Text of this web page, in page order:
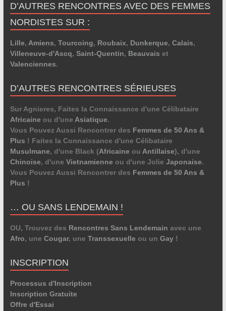
D’AUTRES RENCONTRES AVEC DES FEMMES
NORDISTES SUR :
Lille, Amiens, Tourcoing, Roubaix, Dunkerque, Calais,
Villeneuve-d'Ascq, Saint-Quentin, Beauvais et
Valenciennes.
D’AUTRES RENCONTRES SÉRIEUSES
Sur Agnieres, Faites la Connaissance d'une Célibataire
Africaine ou d'une Asiatique.
Vous Pouvez Aussi Rencontrer des Femmes de 50 Ans &
Plus ! Faites la Connaissance d'une Célibataire
Musulmane, d'une Black (Africaine ou Antillaise), d'une
Chinoise, d'une Vietnamienne ou d'une Jolie Japonaise.
Vous Pouvez Aussi Rencontrer des Femmes de 50 Ans &
Plus !
… OU SANS LENDEMAIN !
OU, Trouvez des Rencontres Sans Lendemain avec une
Afro, une Cougar, une Transsexuelle ou un Gay!
INSCRIPTION
Processus d'Inscription
Inscription Gratuite
Offre d'Essai